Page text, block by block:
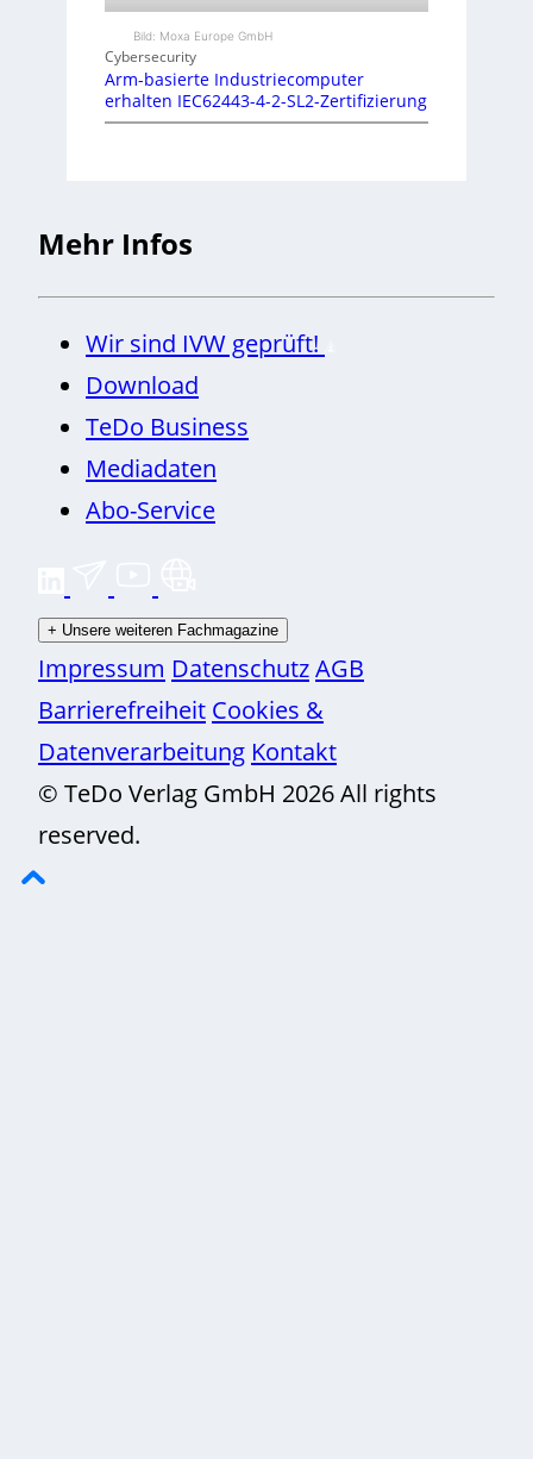
Bild: Moxa Europe GmbH
Cybersecurity
Arm-basierte Industriecomputer
erhalten IEC62443-4-2-SL2-Zertifizierung
Mehr Infos
Wir sind IVW geprüft!
Download
TeDo Business
Mediadaten
Abo-Service
+ Unsere weiteren Fachmagazine
Impressum DatenschutzAGB
Barrierefreiheit Cookies &
Datenverarbeitung Kontakt
© TeDo Verlag GmbH 2026 All rights
reserved.